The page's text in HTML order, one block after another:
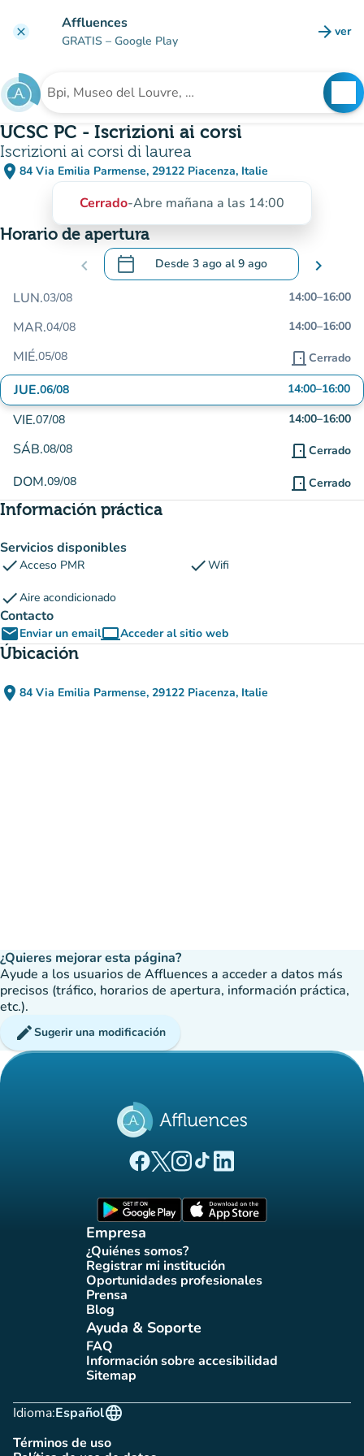
clear Affluences
GRATIS – Google Play arrow_forward ver
Buscar un establecimiento
UCSC PC - Iscrizioni ai corsi
Iscrizioni ai corsi di laurea
place 84 Via Emilia Parmense, 29122 Piacenza, Italie
(abrir en Google Maps)
(nueva pestaña)
Cerrado-Abre mañana a las 14:00
Horario de apertura
chevron_left calendar_today Desde 3 ago al9 ago
.Abra el calendario para cambiar las
chevron_right
LUN.03/08 14:00–16:00
MAR.04/08 14:00–16:00
MIÉ.05/08 door_front Cerrado
JUE.06/08 14:00–16:00
VIE.07/08 14:00–16:00
SÁB.08/08 door_front Cerrado
DOM.09/08 door_front Cerrado
Información práctica
Servicios disponibles
checkAcceso PMR checkWifi
checkAire acondicionado
Contacto
emailEnviar un emailcomputerAcceder al sitio web
(nueva pestaña)
Úbicación
place 84 Via Emilia Parmense, 29122 Piacenza, Italie
(abrir en Google Maps)
(nueva pestaña)
¿Quieres mejorar esta página?
Ayude a los usuarios de Affluences a acceder a datos más
precisos (tráfico, horarios de apertura, información práctica,
etc.).
editSugerir una modificación
(nueva pestaña)
(nueva pestaña)
(nueva pestaña)
(nueva pestaña)
(nueva pestaña)
Empresa
¿Quiénes somos?
(nueva pestaña)
Registrar mi institución
(nueva pestaña)
Oportunidades profesionales
(nueva pestaña)
Prensa(nueva pestaña)
Blog(nueva pestaña)
Ayuda & Soporte
FAQ(nueva pestaña)
Información sobre accesibilidad
(nueva pestaña)
Sitemap(nueva pestaña)
Idioma:
language
Español
Términos de uso
(nueva pestaña)